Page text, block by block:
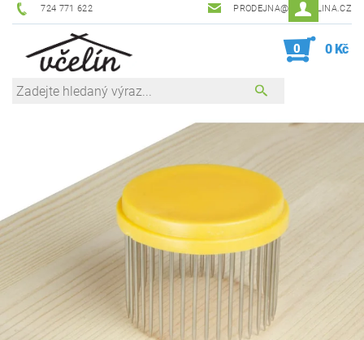
724 771 622 PRODEJNA@ZEVCELINA.CZ
0 0 Kč